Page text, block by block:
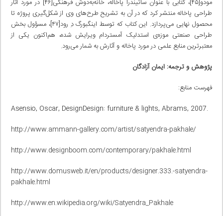
مودو[۴۵]، کتابی با عنوان ساتیندرا پاخاله، خانه‌به‌دوش فرهنگی[۴۶] در مورد آثار
طراحی پاخاله منتشر کرد که در آن به تشریح طرح‌های وی از شکل‌گیری پروژه تا
محصول نهایی می‌پردازد. این کتاب که توسط اینگبورگ دِ رود[۴۷]، مسؤول بخش
طراحی صنعتی موزه‌ی استدلیک آمستردام ویرایش شده، هم‌اکنون یکی از
معتبرترین منابع علمی در مورد پاخاله و آثارش به شمار می‌رود.
پژوهش و ترجمه: ایمان آزادگان
فهرست منابع:
Asensio, Oscar, DesignDesign: furniture & lights, Abrams, 2007.
http://www.ammann-gallery.com/artist/satyendra-pakhale/
http://www.designboom.com/contemporary/pakhale.html
http://www.domusweb.it/en/products/designer.333.-satyendra-
pakhale.html
http://www.en.wikipedia.org/wiki/Satyendra_Pakhale